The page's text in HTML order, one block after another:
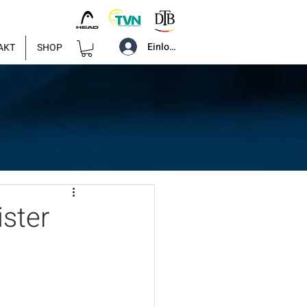
SHOP Einloggen